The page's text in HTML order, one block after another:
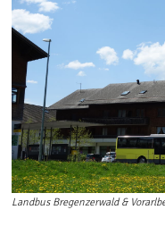
Landbus Bregenzerwald &